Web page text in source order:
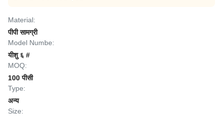
Material:
पीपी सामग्री
Model Numbe:
यीशु ६ #
MOQ:
100 पीसी
Type:
अन्य
Size: